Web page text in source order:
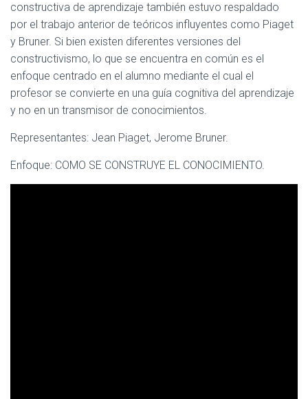
constructiva de aprendizaje también estuvo respaldado
por el trabajo anterior de teóricos influyentes como Piaget
y Bruner. Si bien existen diferentes versiones del
constructivismo, lo que se encuentra en común es el
enfoque centrado en el alumno mediante el cual el
profesor se convierte en una guía cognitiva del aprendizaje
y no en un transmisor de conocimientos.
Representantes: Jean Piaget, Jerome Bruner.
Enfoque: COMO SE CONSTRUYE EL CONOCIMIENTO.